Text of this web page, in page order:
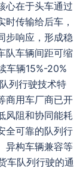
心在于头车通过
传输给后车，
步响应，形成稳
队车辆间距可缩
车辆15%-20%
列行驶技术特
商用车厂商已开
风阻和协同能耗
全可靠的队列行
异构车辆兼容等
车队列行驶的通